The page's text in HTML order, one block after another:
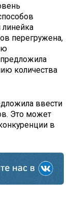
перегружена,
предложила
количества
ввести
Это может
в